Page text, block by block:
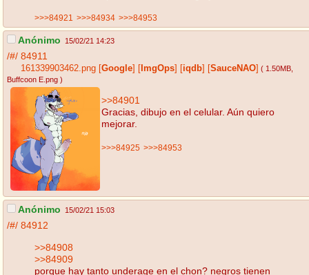
>>>84921 >>>84934 >>>84953
Anónimo 15/02/21 14:23
/#/ 84911
161339903462.png Google ImgOps iqdb SauceNAO ( 1.50MB
Buffcoon E.png )
>>84901
Gracias, dibujo en el celular. Aún quiero
mejorar.
>>>84925 >>>84953
Anónimo 15/02/21 15:03
/#/ 84912
>>84908
>>84909
porque hay tanto underage en el chon? negros tienen